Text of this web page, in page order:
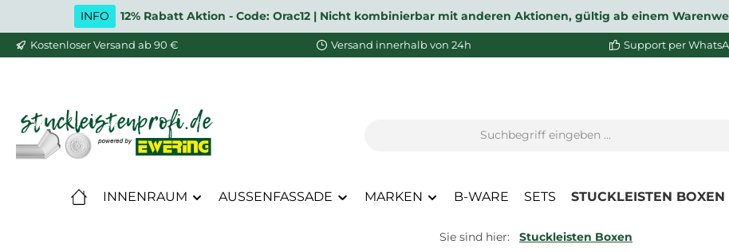
Hauptinhalt springen
Zur Suche springen
Zur Hauptnavigation springen
INFO 12% Rabatt Aktion - Code: Orac12 | Nicht kombinierbar mit anderen Aktionen, gültig ab einem
Kostenloser Versand ab 90 € Versand innerhalb von 24h Support per
INNENRAUM AUSSENFASSADE MARKEN B-WARE SETS STUCKLEISTEN BOXEN
Sie sind hier: Stuckleisten Boxen